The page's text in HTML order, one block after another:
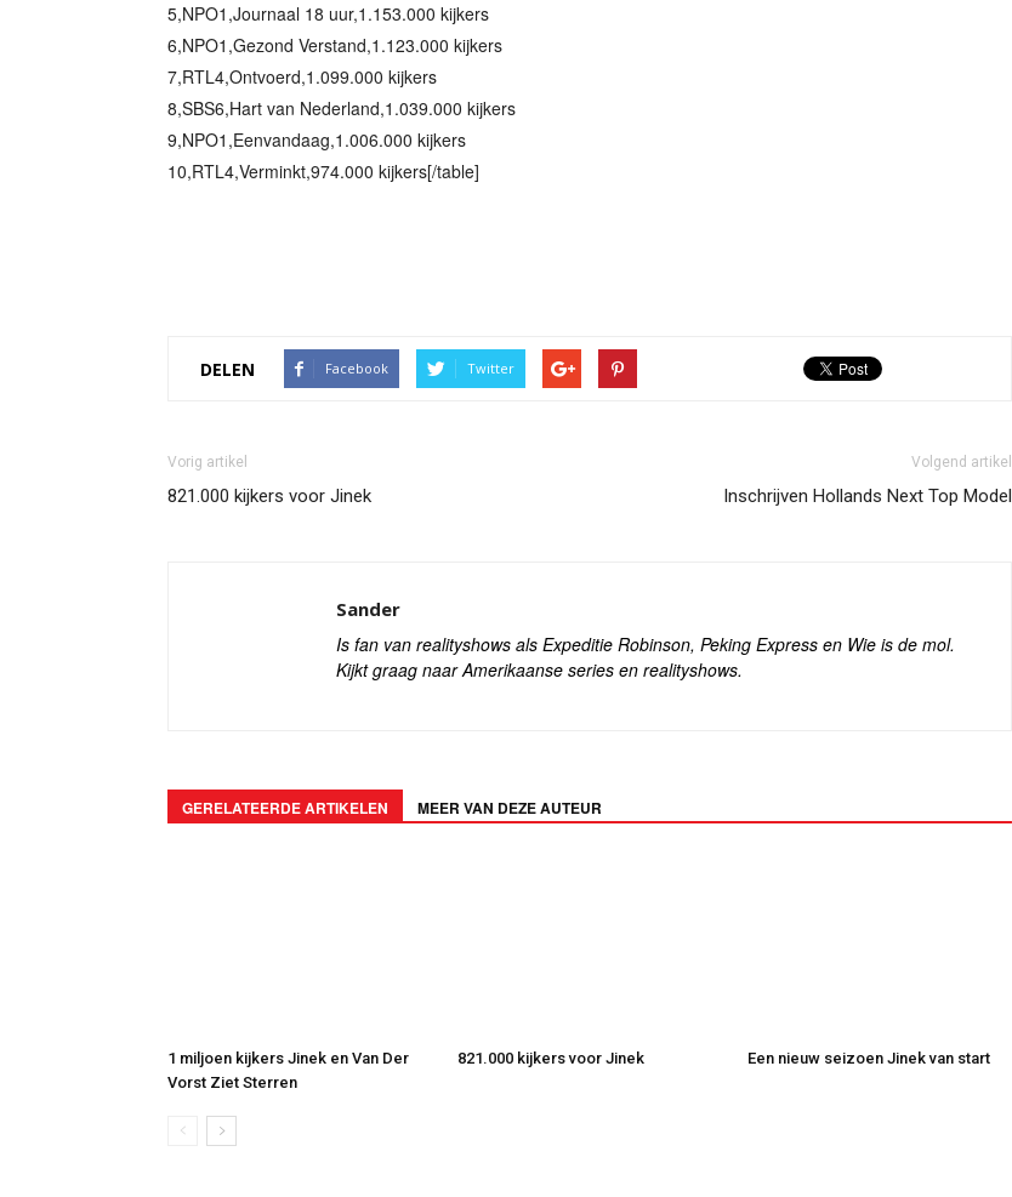
5,NPO1,Journaal 18 uur,1.153.000 kijkers
6,NPO1,Gezond Verstand,1.123.000 kijkers
7,RTL4,Ontvoerd,1.099.000 kijkers
8,SBS6,Hart van Nederland,1.039.000 kijkers
9,NPO1,Eenvandaag,1.006.000 kijkers
10,RTL4,Verminkt,974.000 kijkers[/table]
DELEN Facebook Twitter
Vorig artikel
821.000 kijkers voor Jinek
Volgend artikel
Inschrijven Hollands Next Top Model
Sander
Is fan van realityshows als Expeditie Robinson, Peking Express en Wie is de mol.
Kijkt graag naar Amerikaanse series en realityshows.
GERELATEERDE ARTIKELEN MEER VAN DEZE AUTEUR
1 miljoen kijkers Jinek en Van Der
Vorst Ziet Sterren
821.000 kijkers voor Jinek Een nieuw seizoen Jinek van start